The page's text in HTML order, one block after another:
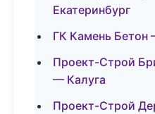
Екатеринбург
ГК Камень Бетон
Проект-Строй
— Калуга
Проект-Строй